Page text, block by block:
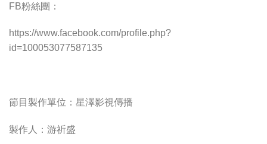
FB粉絲團：
https://www.facebook.com/profile.php?
id=100053077587135
節目製作單位：星澤影視傳播
製作人：游祈盛